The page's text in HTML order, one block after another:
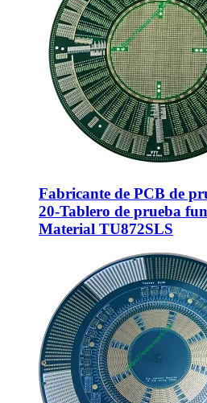
Fabricante de PCB de
20-Tablero de prueba
Material TU872SLS